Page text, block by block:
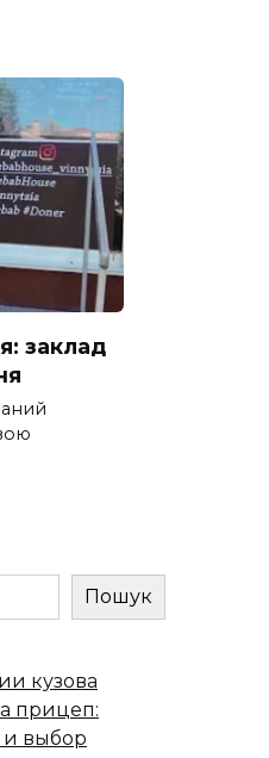
заклад
Пошук
кузова
прицеп:
и выбор